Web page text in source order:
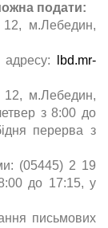
подати:
м.Лебедин,
lbd.mr-
12, м.Лебедин,
з 8:00 до
перерва з
(05445) 2 19
до 17:15, у
письмових